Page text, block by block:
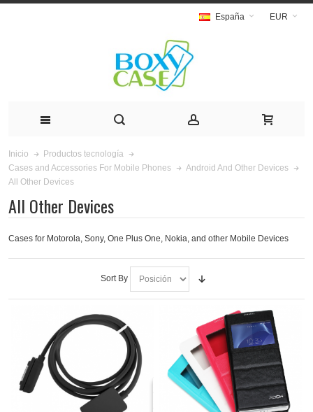
EUR
España
Inicio
Productos tecnología
Cases and Accessories For Mobile Phones
Android And Other Devices
All Other Devices
All Other Devices
Cases for Motorola, Sony, One Plus One, Nokia, and other Mobile Devices
Sort By